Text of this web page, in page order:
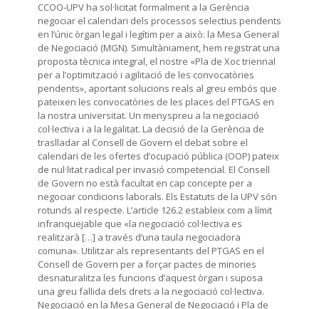
CCOO-UPV ha sol·licitat formalment a la Gerència
negociar el calendari dels processos selectius pendents
en l’únic òrgan legal i legítim per a això: la Mesa General
de Negociació (MGN). Simultàniament, hem registrat una
proposta tècnica integral, el nostre «Pla de Xoc triennal
per a l’optimització i agilitació de les convocatòries
pendents», aportant solucions reals al greu embós que
pateixen les convocatòries de les places del PTGAS en
la nostra universitat. Un menyspreu a la negociació
col·lectiva i a la legalitat. La decisió de la Gerència de
traslladar al Consell de Govern el debat sobre el
calendari de les ofertes d’ocupació pública (OOP) pateix
de nul·litat radical per invasió competencial. El Consell
de Govern no està facultat en cap concepte per a
negociar condicions laborals. Els Estatuts de la UPV són
rotunds al respecte. L’article 126.2 estableix com a límit
infranquejable que «la negociació col·lectiva es
realitzarà […] a través d’una taula negociadora
comuna». Utilitzar als representants del PTGAS en el
Consell de Govern per a forçar pactes de minories
desnaturalitza les funcions d’aquest òrgan i suposa
una greu fallida dels drets a la negociació col·lectiva.
Negociació en la Mesa General de Negociació i Pla de